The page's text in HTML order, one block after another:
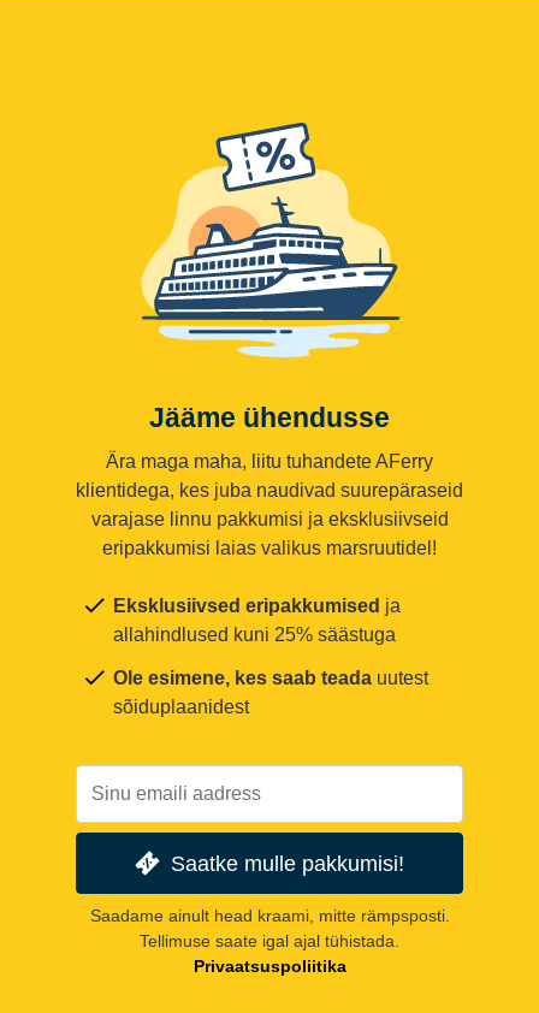
Jääme ühendusse
Ära maga maha, liitu tuhandete AFerry
klientidega, kes juba naudivad suurepäraseid
varajase linnu pakkumisi ja eksklusiivseid
eripakkumisi laias valikus marsruutidel!
Eksklusiivsed eripakkumised ja
allahindlused kuni 25% säästuga
Ole esimene, kes saab teada uutest
sõiduplaanidest
Saatke mulle pakkumisi!
Saadame ainult head kraami, mitte rämpsposti.
Tellimuse saate igal ajal tühistada.
Privaatsuspoliitika